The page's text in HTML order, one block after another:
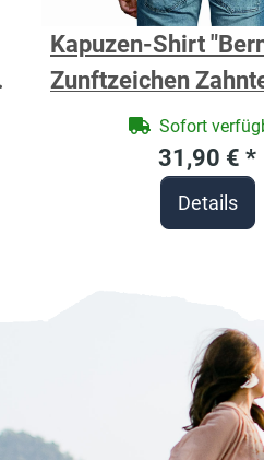
Kapuzen-Shirt
Zunftzeichen
Berufe Shirt für
Sofort
31,90 € *
Details